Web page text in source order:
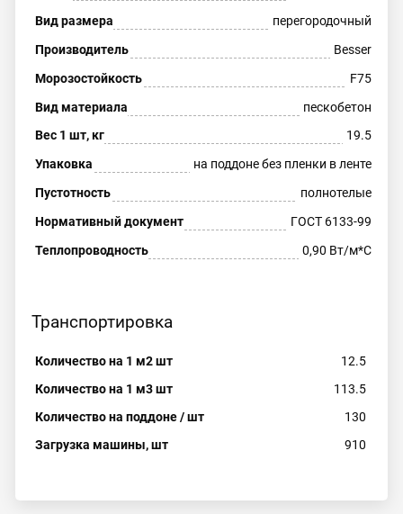
Вид размера
перегородочный
Производитель
Besser
Морозостойкость
F75
Вид материала
пескобетон
Вес 1 шт, кг
19.5
Упаковка
на поддоне без пленки в ленте
Пустотность
полнотелые
Нормативный документ
ГОСТ 6133-99
Теплопроводность
0,90 Вт/м*С
Транспортировка
Количество на 1 м2 шт
12.5
Количество на 1 м3 шт
113.5
Количество на поддоне / шт
130
Загрузка машины, шт
910